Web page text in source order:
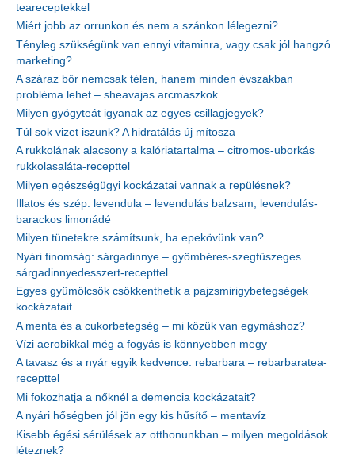
teareceptekkel
Miért jobb az orrunkon és nem a szánkon lélegezni?
Tényleg szükségünk van ennyi vitaminra, vagy csak jól hangzó
marketing?
A száraz bőr nemcsak télen, hanem minden évszakban
probléma lehet – sheavajas arcmaszkok
Milyen gyógyteát igyanak az egyes csillagjegyek?
Túl sok vizet iszunk? A hidratálás új mítosza
A rukkolának alacsony a kalóriatartalma – citromos-uborkás
rukkolasaláta-recepttel
Milyen egészségügyi kockázatai vannak a repülésnek?
Illatos és szép: levendula – levendulás balzsam, levendulás-
barackos limonádé
Milyen tünetekre számítsunk, ha epekövünk van?
Nyári finomság: sárgadinnye – gyömbéres-szegfűszeges
sárgadinnyedesszert-recepttel
Egyes gyümölcsök csökkenthetik a pajzsmirigybetegségek
kockázatait
A menta és a cukorbetegség – mi közük van egymáshoz?
Vízi aerobikkal még a fogyás is könnyebben megy
A tavasz és a nyár egyik kedvence: rebarbara – rebarbaratea-
recepttel
Mi fokozhatja a nőknél a demencia kockázatait?
A nyári hőségben jól jön egy kis hűsítő – mentavíz
Kisebb égési sérülések az otthonunkban – milyen megoldások
léteznek?